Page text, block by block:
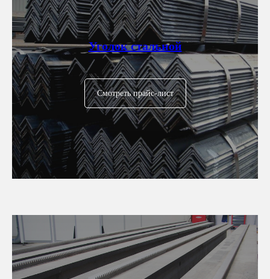
Уголок стальной
Смотреть прайс-лист